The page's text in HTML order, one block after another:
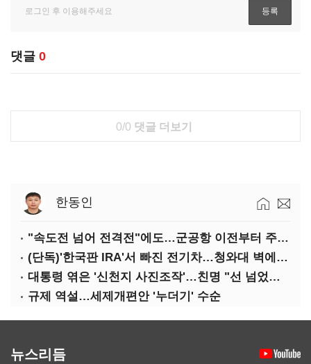
댓글 0
0/0 댓글 더보기
한동인
"속도전 넘어 전격전"에도…군공항 이전부터 주 52시간까지 '뇌관'
(단독)'한국판 IRA'서 빠진 전기차…청와대 벽에 막혔다
대통령 엮은 '신천지 사진조작'…친명 "선 넘었다" 격앙
규제 역설…세제개편안 '누더기' 수순
뉴스리듬